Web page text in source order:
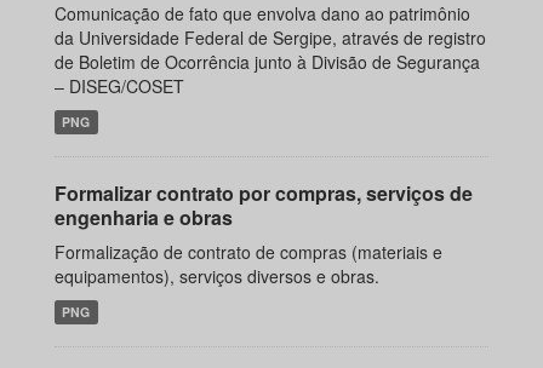
Comunicação de fato que envolva dano ao patrimônio
da Universidade Federal de Sergipe, através de registro
de Boletim de Ocorrência junto à Divisão de Segurança
– DISEG/COSET
PNG
Formalizar contrato por compras, serviços de
engenharia e obras
Formalização de contrato de compras (materiais e
equipamentos), serviços diversos e obras.
PNG